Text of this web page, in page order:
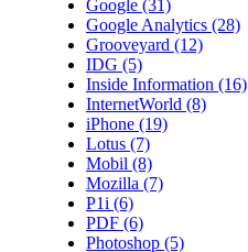
Google (31)
Google Analytics (28)
Grooveyard (12)
IDG (5)
Inside Information (16)
InternetWorld (8)
iPhone (19)
Lotus (7)
Mobil (8)
Mozilla (7)
P1i (6)
PDF (6)
Photoshop (5)